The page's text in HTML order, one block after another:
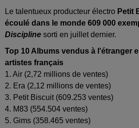
Le talentueux producteur électro Petit
écoulé dans le monde 609 000
Discipline sorti en juillet dernier.
Top 10 Albums vendus à l'étranger
artistes français
1. Air (2,72 millions de ventes)
2. Era (2,12 millions de ventes)
3. Petit Biscuit (609.253 ventes)
4. M83 (554.504 ventes)
5. Gims (358.465 ventes)